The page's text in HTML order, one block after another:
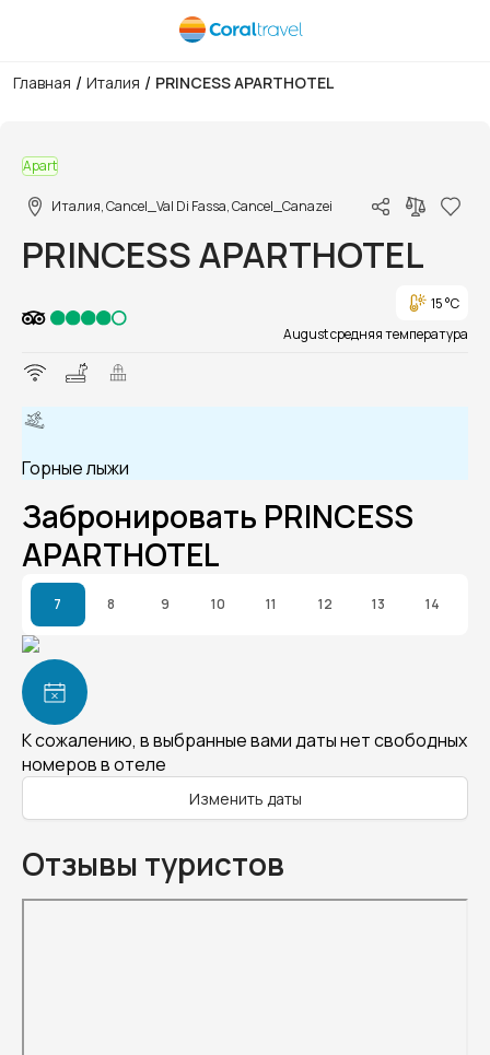
Главная / Италия / PRINCESS APARTHOTEL
Apart
Италия, Cancel_Val Di Fassa, Cancel_Canazei
PRINCESS APARTHOTEL
15 °C
August средняя температура
Горные лыжи
Забронировать PRINCESS
APARTHOTEL
7 8 9 10 11 12 13 14
К сожалению, в выбранные вами даты нет свободных
номеров в отеле
Изменить даты
Отзывы туристов